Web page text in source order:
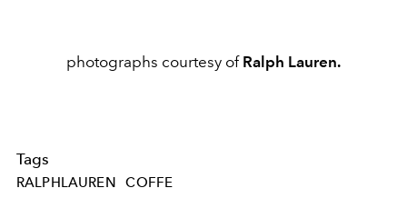
photographs courtesy ofRalph Lauren.
Tags
RALPHLAUREN COFFE